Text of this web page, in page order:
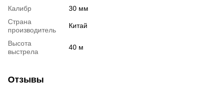
Калибр
30 мм
Страна
производитель
Китай
Высота
выстрела
40 м
Отзывы